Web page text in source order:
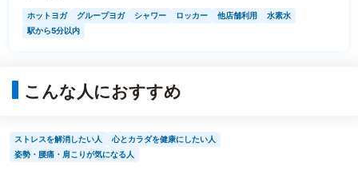
ホットヨガ グループヨガ シャワー ロッカー 他店舗利用
水素水
駅から5分以内
こんな人におすすめ
ストレスを解消したい人
心とカラダを健康にしたい人
姿勢・腰痛・肩こりが気になる人